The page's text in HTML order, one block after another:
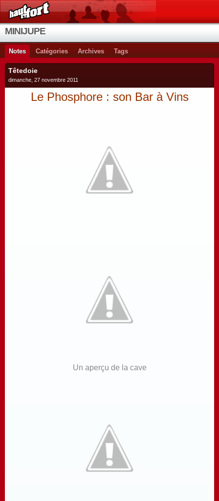
MINIJUPE
Notes Catégories Archives Tags
Têtedoie
dimanche, 27 novembre 2011
Le Phosphore : son Bar à Vins
Un aperçu de la cave